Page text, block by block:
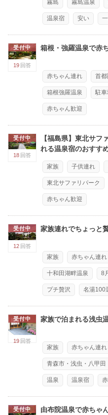
霧島 霧島温泉
温泉宿 安い
受付中
19 回答
箱根・強羅温泉で赤
赤ちゃん連れ 首都
箱根強羅温泉 駐車
赤ちゃん歓迎
受付中
18 回答
【福島県】東北サフ
れる温泉宿のおすす
家族 子供連れ
東北サファリパーク
赤ちゃん歓迎
受付中
12 回答
家族連れでちょっと
家族 赤ちゃん連れ
十和田湖畔温泉 8
プチ贅沢 名湯100
受付中
19 回答
家族で泊まれる浅虫
家族 赤ちゃん連れ
青森市・浅虫・八甲田
温泉 温泉宿
受付中
由布院温泉で赤ちゃ